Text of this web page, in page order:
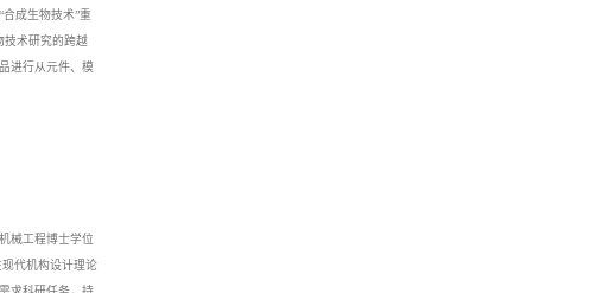
成生物技术”重
技术研究的跨越
进行从元件、模
械工程博士学位
代机构设计理论